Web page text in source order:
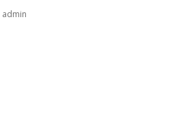
admin